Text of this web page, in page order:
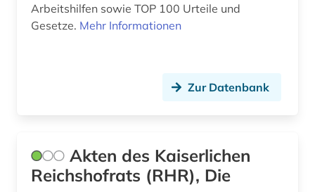
designrecht (1)
deutsches recht (2)
Arbeitshilfen sowie TOP 100 Urteile und
Gesetze. Mehr Informationen
Zur Datenbank
Akten des Kaiserlichen
Reichshofrats (RHR), Die